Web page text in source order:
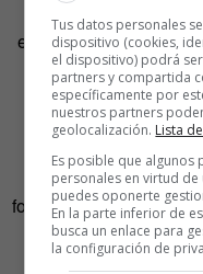
Ante esa pregunta,
ejemplo, otra teoría de
silencio de Elisabeth
cómo la gente con
expresar su forma de
sociales, o incluso a
mayoritarias. Eso,
forma muy complicada
con lo que se dice
Tus datos personales
dispositivo (cookies,
el dispositivo) podrá
partners y compartida
específicamente por
nuestros partners
geolocalización. Lista
Es posible que
personales en virtud
puedes oponerte
En la parte inferior de
busca un enlace para
la configuración de